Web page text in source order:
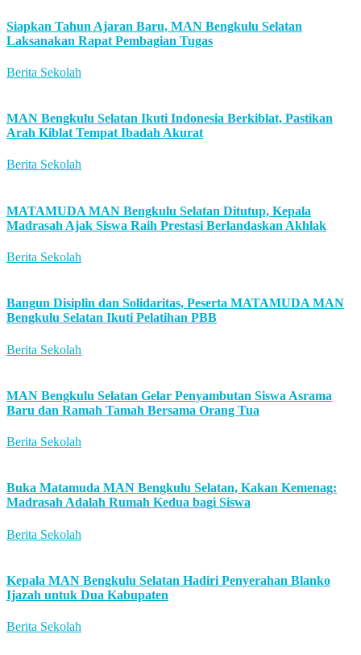
Siapkan Tahun Ajaran Baru, MAN Bengkulu Selatan
Laksanakan Rapat Pembagian Tugas
Berita Sekolah
MAN Bengkulu Selatan Ikuti Indonesia Berkiblat, Pastikan
Arah Kiblat Tempat Ibadah Akurat
Berita Sekolah
MATAMUDA MAN Bengkulu Selatan Ditutup, Kepala
Madrasah Ajak Siswa Raih Prestasi Berlandaskan Akhlak
Berita Sekolah
Bangun Disiplin dan Solidaritas, Peserta MATAMUDA MAN
Bengkulu Selatan Ikuti Pelatihan PBB
Berita Sekolah
MAN Bengkulu Selatan Gelar Penyambutan Siswa Asrama
Baru dan Ramah Tamah Bersama Orang Tua
Berita Sekolah
Buka Matamuda MAN Bengkulu Selatan, Kakan Kemenag:
Madrasah Adalah Rumah Kedua bagi Siswa
Berita Sekolah
Kepala MAN Bengkulu Selatan Hadiri Penyerahan Blanko
Ijazah untuk Dua Kabupaten
Berita Sekolah